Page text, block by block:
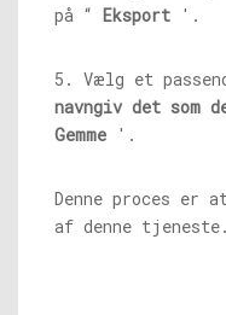
på “ Eksport '.
5. Vælg et
navngiv det som
Gemme '.
Denne proces er
af denne tjeneste.